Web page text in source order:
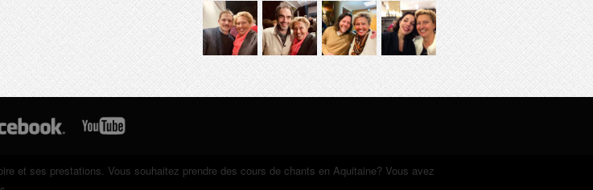
et ses prestations. Vous souhaitez prendre des cours de chants en Aquitaine? Vous avez